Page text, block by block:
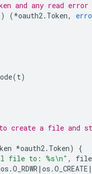
and any read error
) (*oauth2. Token,
(t)
create a file and
*oauth2. Token)
{
file to: %s\n" ,
file
os .O_RDWR | os .O_CREATE |